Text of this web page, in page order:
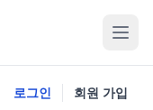
로그인 회원 가입